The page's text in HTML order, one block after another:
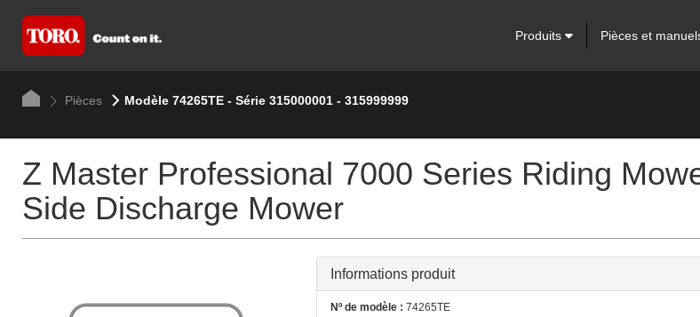
Produits Pièces et
Pièces Modèle 74265TE - Série 315000001 - 315999999
Z Master Professional 7000 Series Riding
Side Discharge Mower
Informations produit
Nº de modèle : 74265TE